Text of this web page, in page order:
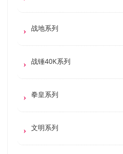
战地系列
战锤40K系列
拳皇系列
文明系列